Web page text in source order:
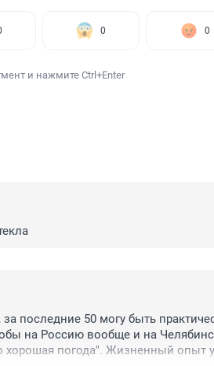
0 0
и нажмите Ctrl+Enter
последние 50 могу быть
на Россию вообще и на
хорошая погода". Жизненный опыт